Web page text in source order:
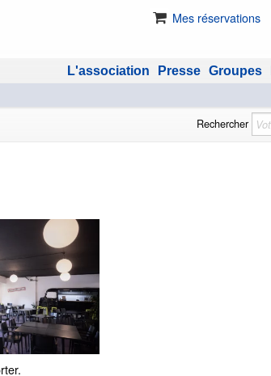
Mes réservations
Groupes
Presse
L'association
Rechercher